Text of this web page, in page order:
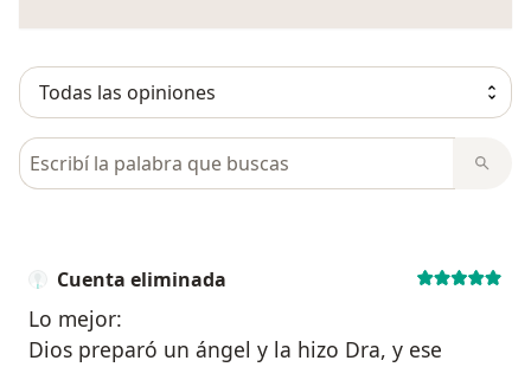
Busca en opiniones
Cuenta eliminada
Lo mejor:
Dios preparó un ángel y la hizo Dra, y ese